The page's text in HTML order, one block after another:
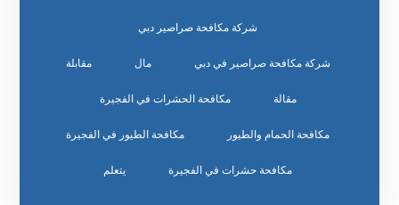
شركة مكافحة صراصير دبي
شركة مكافحة صراصير في دبي مال مقابلة
مقالة مكافحة الحشرات في الفجيرة
مكافحة الحمام والطيور مكافحة الطيور في الفجيرة
مكافحة حشرات في الفجيرة يتعلم